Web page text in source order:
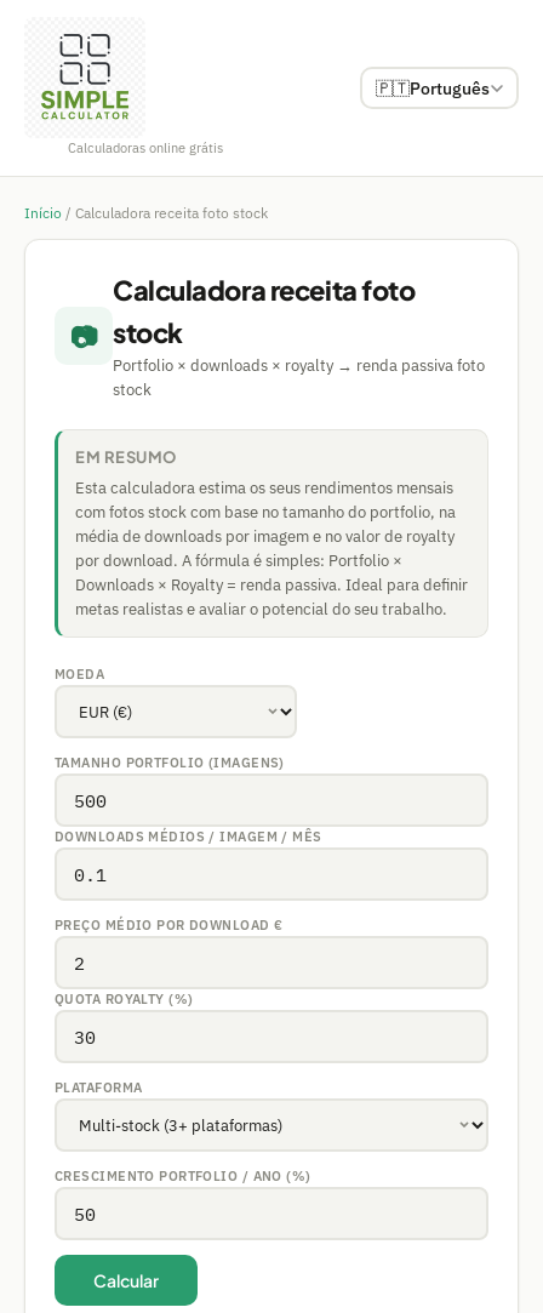
Calculadoras online grátis
🇵🇹Português
Início / Calculadora receita foto stock
📷
Calculadora receita foto
stock
Portfolio × downloads × royalty → renda passiva foto
stock
EM RESUMO
Esta calculadora estima os seus rendimentos mensais
com fotos stock com base no tamanho do portfolio, na
média de downloads por imagem e no valor de royalty
por download. A fórmula é simples: Portfolio ×
Downloads × Royalty = renda passiva. Ideal para definir
metas realistas e avaliar o potencial do seu trabalho.
MOEDA
TAMANHO PORTFOLIO (IMAGENS)
DOWNLOADS MÉDIOS / IMAGEM / MÊS
PREÇO MÉDIO POR DOWNLOAD€
QUOTA ROYALTY (%)
PLATAFORMA
CRESCIMENTO PORTFOLIO / ANO (%)
Calcular